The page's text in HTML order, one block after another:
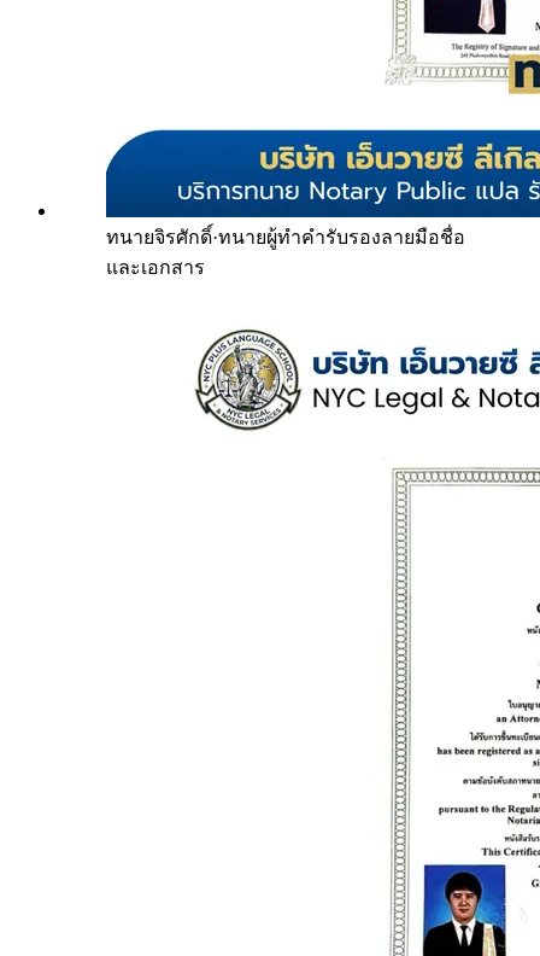
ทนายจิรศักดิ์·ทนายผู้ทำคำรับรองลายมือชื่อ
และเอกสาร